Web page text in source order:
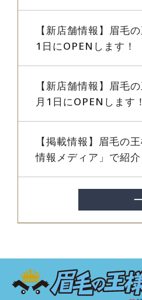
【新店舗情報】眉毛
1日にOPENします！
【新店舗情報】眉毛
月1日にOPENします！
【掲載情報】眉毛の
情報メディア」で紹介